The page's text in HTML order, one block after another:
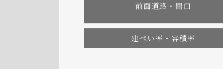
前面道路・間口
建ぺい率・容積率